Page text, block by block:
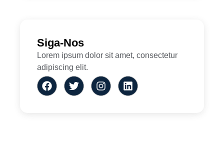
Siga-Nos
Lorem ipsum dolor sit amet, consectetur
adipiscing elit.